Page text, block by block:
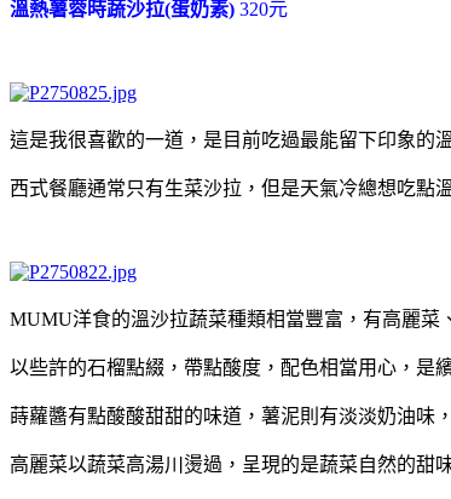
溫熱薯蓉時蔬沙拉(蛋奶素) 320元
這是我很喜歡的一道，是目前吃過最能留下印象的
西式餐廳通常只有生菜沙拉，但是天氣冷總想吃點
MUMU洋食的溫沙拉蔬菜種類相當豐富，有高麗菜
以些許的石榴點綴，帶點酸度，配色相當用心，是
蒔蘿醬有點酸酸甜甜的味道，薯泥則有淡淡奶油味
高麗菜以蔬菜高湯川燙過，呈現的是蔬菜自然的甜